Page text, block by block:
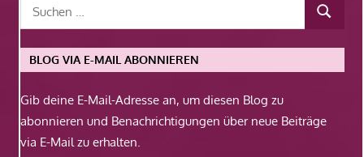
BLOG VIA E-MAIL ABONNIEREN
Gib deine E-Mail-Adresse an, um diesen Blog zu
abonnieren und Benachrichtigungen über neue Beiträge
via E-Mail zu erhalten.